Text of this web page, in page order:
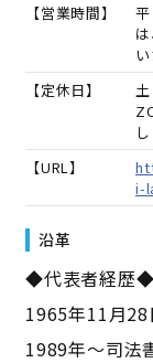
【営業時間】
【定休日】
【URL】
i-
沿革
◆代表者経歴◆
1965年11月28
1989年〜司法